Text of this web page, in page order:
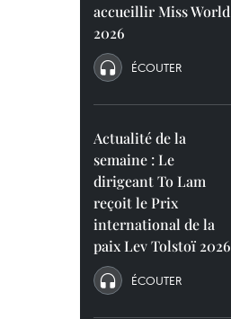
accueillir Miss World
2026
ÉCOUTER
Actualité de la
semaine : Le
dirigeant To Lam
reçoit le Prix
international de la
paix Lev Tolstoï 2026
ÉCOUTER